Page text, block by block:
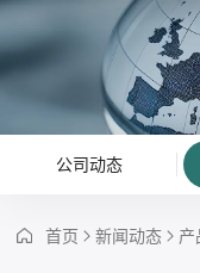
公司动态
首页 新闻动态 产